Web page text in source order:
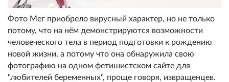
Фото Мег приобрело вирусный характер, но не только
потому, что на нём демонстрируются возможности
человеческого тела в период подготовки к рождению
новой жизни, а потому что она обнаружила свою
фотографию на одном фетишистском сайте для
"любителей беременных", проще говоря, извращенцев.